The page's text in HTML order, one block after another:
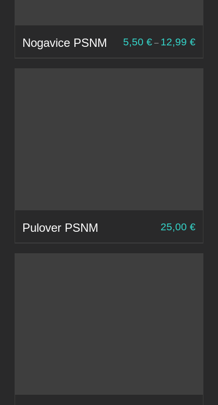
Nogavice PSNM 5,50 € – 12,99 €
Pulover PSNM 25,00 €